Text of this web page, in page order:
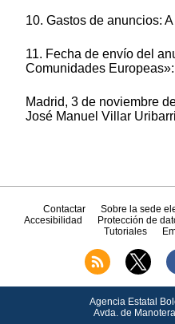
10. Gastos de anuncios:
11. Fecha de envío del
Comunidades
Madrid, 3 de noviembre
José Manuel Villar
Contactar Sobre la sede
Accesibilidad
Protección de
Tutoriales
Agencia Estatal
Avda. de